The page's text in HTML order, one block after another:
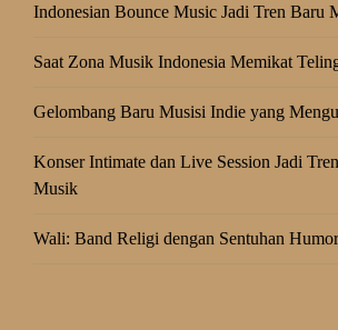
Indonesian Bounce Music Jadi Tren Baru
Saat Zona Musik Indonesia Memikat
Gelombang Baru Musisi Indie yang
Konser Intimate dan Live Session Jadi
Musik
Wali: Band Religi dengan Sentuhan